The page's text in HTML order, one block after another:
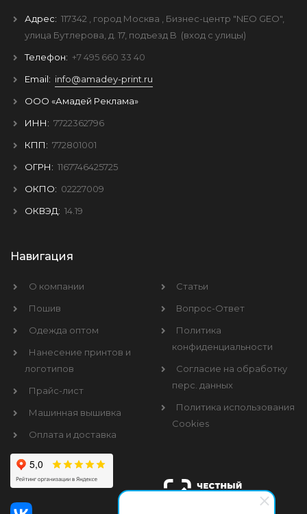
Адрес: 117342 , город Москва , Бизнес-центр "NEO GEO",
улица Бутлерова, д. 17, подъезд B (вход с улицы)
Телефон: +7 495 660 33 40
Email: info@amadey-print.ru
ООО «Амадей Реклама»
ИНН: 7722362796
КПП: 772801001
ОГРН: 1167746425725
ОКПО: 02227009
ОКВЭД: 14.19
Навигация
О компании
Пошив
Одежда оптом
Нанесение принтов и
логотипов
Прайс-лист
Машинная вышивка
Оплата и доставка
Статьи
Вопрос-Ответ
Политика
конфиденциальности
Согласие на обработку
перс. данных
Политика использования
Cookies